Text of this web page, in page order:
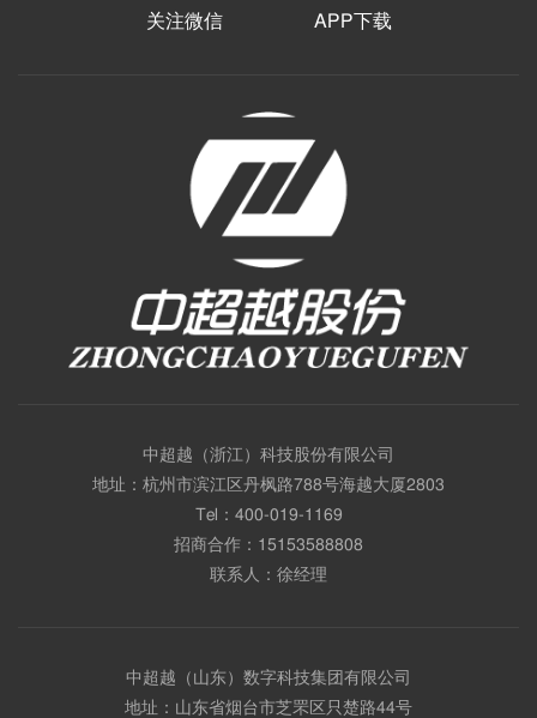
关注微信 APP下载
中超越（浙江）科技股份有限公司
地址：杭州市滨江区丹枫路788号海越大厦2803
Tel： 400-019-1169
招商合作： 15153588808
联系人：徐经理
中超越（山东）数字科技集团有限公司
地址：山东省烟台市芝罘区只楚路44号